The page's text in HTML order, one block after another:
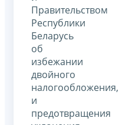
Правительством
Республики
Беларусь
об
избежании
двойного
налогообложения,
и
предотвращения